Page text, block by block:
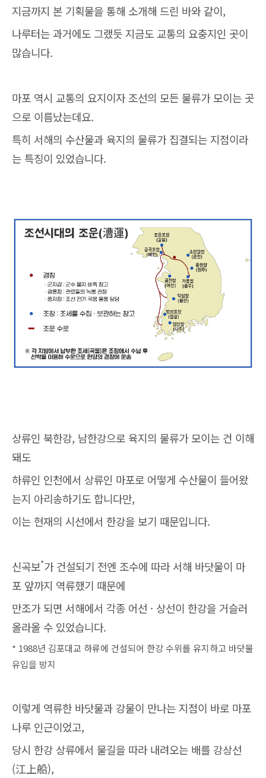
지금까지 본 기획물을 통해 소개해 드린 바와 같이,
나루터는 과거에도 그랬듯 지금도 교통의 요충지인 곳이
많습니다.
마포 역시 교통의 요지이자 조선의 모든 물류가 모이는 곳
으로 이름났는데요.
특히 서해의 수산물과 육지의 물류가 집결되는 지점이라
는 특징이 있었습니다.
상류인 북한강, 남한강으로 육지의 물류가 모이는 건 이해
돼도
하류인 인천에서 상류인 마포로 어떻게 수산물이 들어왔
는지 아리송하기도 합니다만,
이는 현재의 시선에서 한강을 보기 때문입니다.
신곡보*가 건설되기 전엔 조수에 따라 서해 바닷물이 마
포 앞까지 역류했기 때문에
만조가 되면 서해에서 각종 어선 · 상선이 한강을 거슬러
올라올 수 있었습니다.
* 1988년 김포대교 하류에 건설되어 한강 수위를 유지하고 바닷물
유입을 방지
이렇게 역류한 바닷물과 강물이 만나는 지점이 바로 마포
나루 인근이었고,
당시 한강 상류에서 물길을 따라 내려오는 배를 강상선
(江上船),